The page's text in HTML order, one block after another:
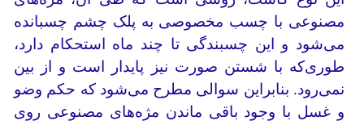
مصنوعی با چسب مخصوصی به پلک چشم چسبانده
می‌شود و این چسبندگی تا چند ماه استحکام دارد،
طوری‌که با شستن صورت نیز پایدار است و از بین
نمی‌رود. بنابراین سوالی مطرح می‌شود که حکم وضو
و غسل با وجود باقی ماندن مژه‌های مصنوعی روی